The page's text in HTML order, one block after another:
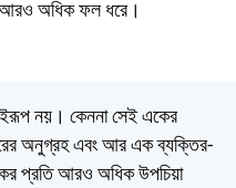
আরও অধিক ফল ধরে।
নয়। কেননা সেই একের
অনুগ্রহ এবং আর এক ব্যক্তির-
প্রতি আরও অধিক উপচিয়া